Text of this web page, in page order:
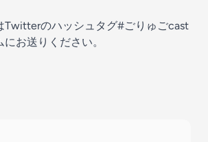
Twitterのハッシュタグ#ごりゅごcast
にお送りください。